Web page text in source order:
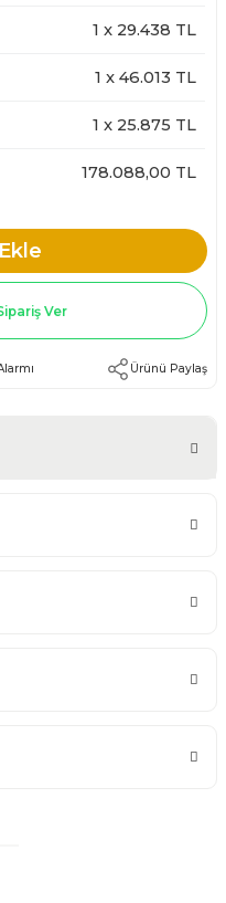
1 x 29.438 TL
1 x 46.013 TL
1 x 25.875 TL
178.088,00 TL
Ver
Ürünü Paylaş